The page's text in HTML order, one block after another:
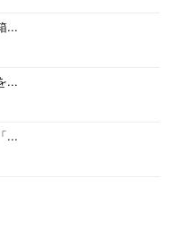
...
...
...